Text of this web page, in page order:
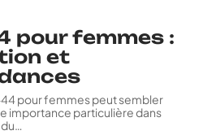
pour femmes :
et
pour femmes peut sembler
importance particulière dans
…